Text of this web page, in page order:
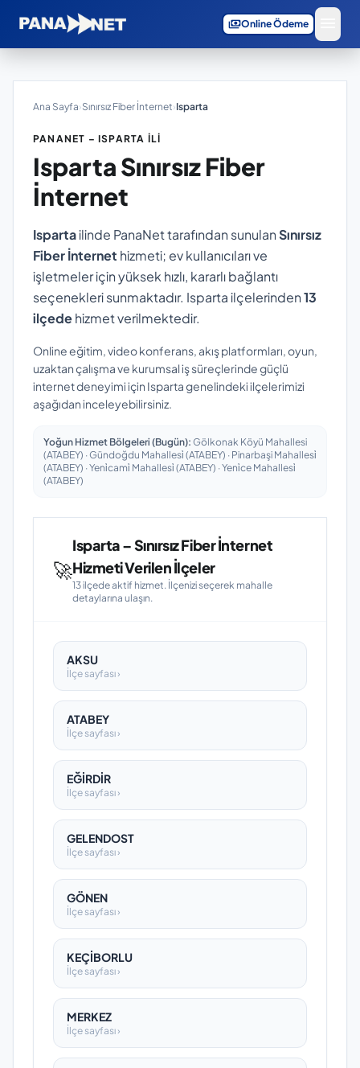
paymentsOnline Ödeme
Ana Sayfa›Sınırsız Fiber İnternet›Isparta
PANANET – ISPARTA İLI
IspartaSınırsız Fiber
İnternet
Ispartailinde PanaNet tarafından sunulanSınırsız
Fiber İnternet hizmeti; ev kullanıcıları ve
işletmeler için yüksek hızlı, kararlı bağlantı
seçenekleri sunmaktadır. Isparta ilçelerinden13
ilçedehizmet verilmektedir.
Online eğitim, video konferans, akış platformları, oyun,
uzaktan çalışma ve kurumsal iş süreçlerinde güçlü
internet deneyimi için Isparta genelindeki ilçelerimizi
aşağıdan inceleyebilirsiniz.
Yoğun Hizmet Bölgeleri (Bugün): Gölkonak Köyü Mahallesi
(ATABEY) · Gündoğdu Mahallesi̇ (ATABEY) · Pinarbaşi Mahallesi̇
(ATABEY) · Yeni̇cami̇ Mahallesi̇ (ATABEY) · Yeni̇ce Mahallesi̇
(ATABEY)
🚀
Isparta – Sınırsız Fiber İnternet
Hizmeti Verilen İlçeler
13 ilçede aktif hizmet. İlçenizi seçerek mahalle
detaylarına ulaşın.
AKSU
İlçe sayfası ›
ATABEY
İlçe sayfası ›
EĞİRDİR
İlçe sayfası ›
GELENDOST
İlçe sayfası ›
GÖNEN
İlçe sayfası ›
KEÇİBORLU
İlçe sayfası ›
MERKEZ
İlçe sayfası ›